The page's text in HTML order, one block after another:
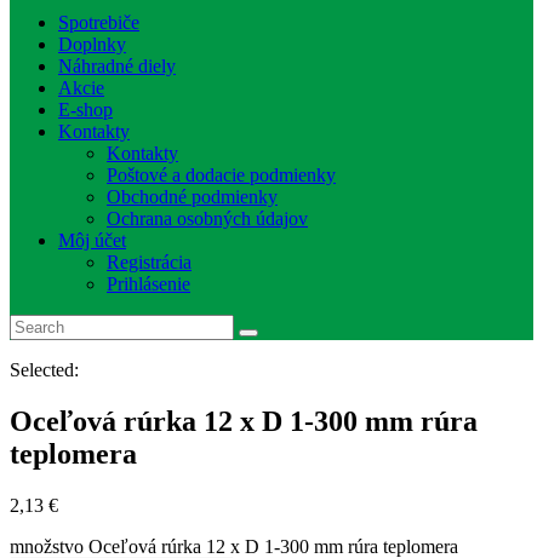
Spotrebiče
Doplnky
Náhradné diely
Akcie
E-shop
Kontakty
Kontakty
Poštové a dodacie podmienky
Obchodné podmienky
Ochrana osobných údajov
Môj účet
Registrácia
Prihlásenie
Selected:
Oceľová rúrka 12 x D 1-300 mm rúra
teplomera
2,13 €
množstvo Oceľová rúrka 12 x D 1-300 mm rúra teplomera